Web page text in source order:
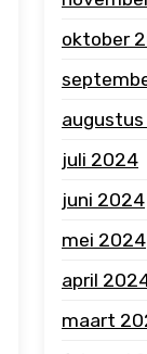
oktober
juli 2024
juni 2024
mei 2024
april
maart